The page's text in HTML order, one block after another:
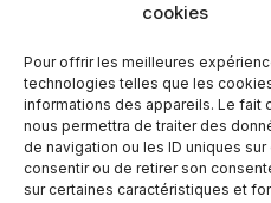
cookies
Pour offrir les meilleures
technologies telles que les
informations des appareils. Le fait
nous permettra de traiter des
de navigation ou les ID uniques
consentir ou de retirer son
sur certaines caractéristiques et
H1Y 2J9